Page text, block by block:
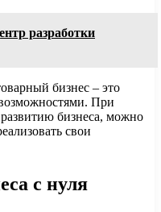
разработки
бизнес – это
При
бизнеса, можно
свои
с нуля